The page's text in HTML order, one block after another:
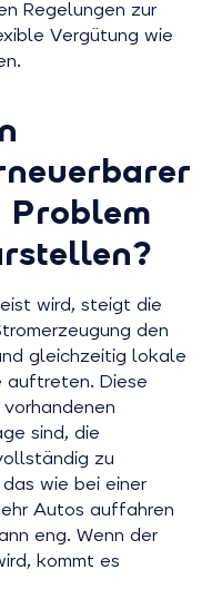
Regelungen zur
Vergütung wie
Problem
wird, steigt die
den
gleichzeitig lokale
auftreten. Diese
sind, die
zu
wie bei einer
Autos auffahren
eng. Wenn der
kommt es